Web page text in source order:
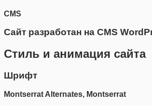
CMS
Сайт разработан на CMS
Стиль и анимация сайта
Шрифт
Montserrat Alternates, Montserrat